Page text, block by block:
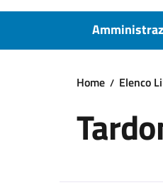
Home Elenco